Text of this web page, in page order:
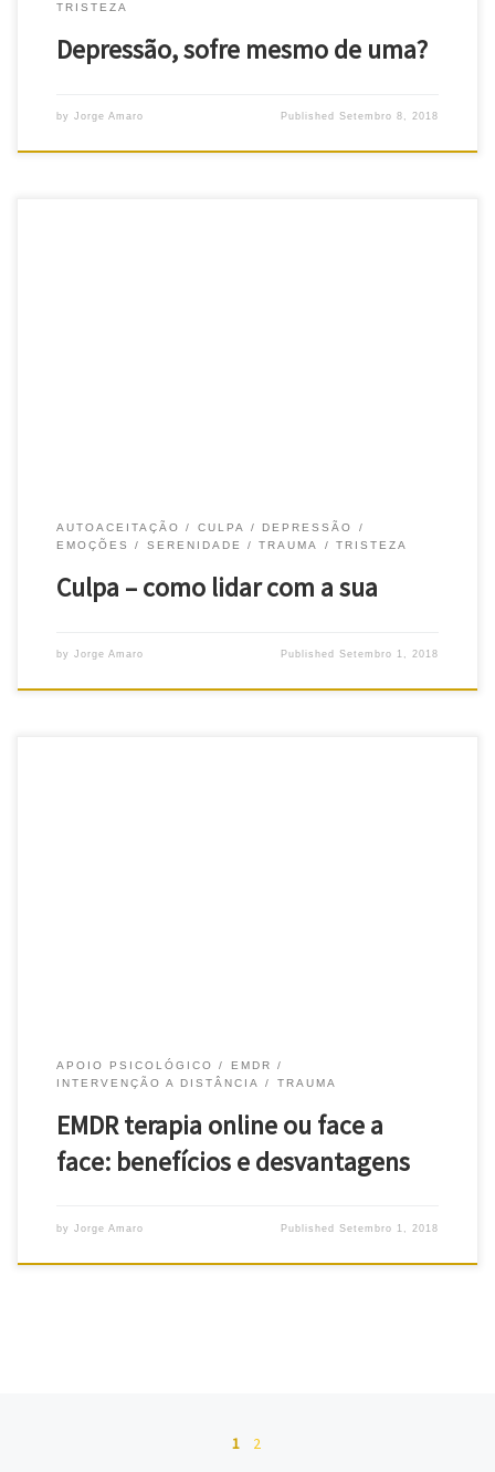
TRISTEZA
Depressão, sofre mesmo de uma?
by Jorge Amaro PublishedSetembro 8, 2018
AUTOACEITAÇÃO CULPA
DEPRESSÃO
EMOÇÕES
SERENIDADE TRAUMA TRISTEZA
Culpa – como lidar com a sua
by Jorge Amaro PublishedSetembro 1, 2018
APOIO PSICOLÓGICO
EMDR
INTERVENÇÃO A DISTÂNCIA
TRAUMA
EMDR terapia online ou face a
face: benefícios e desvantagens
by Jorge Amaro PublishedSetembro 1, 2018
Posts navigation1 2